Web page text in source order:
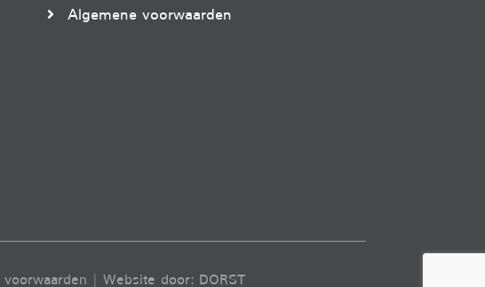
Algemene voorwaarden
| Website door: DORST